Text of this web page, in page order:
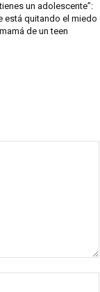
un adolescente”:
está quitando el miedo
de un teen